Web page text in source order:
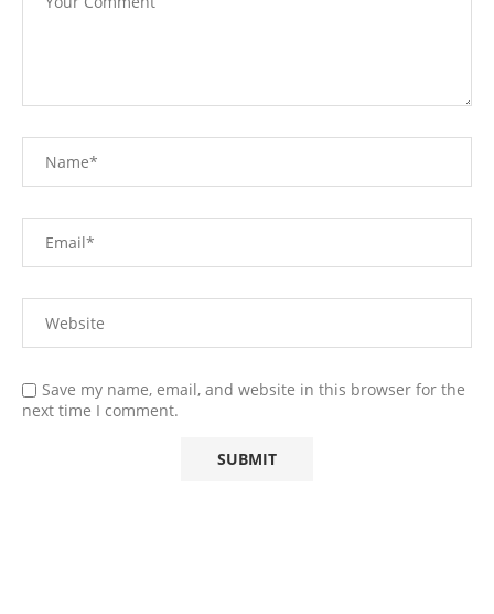
Save my name, email, and website in this browser for the
next time I comment.